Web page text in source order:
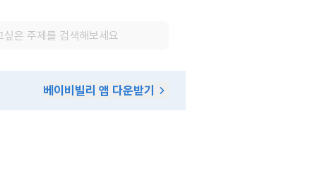
베이비빌리 앱 다운받기